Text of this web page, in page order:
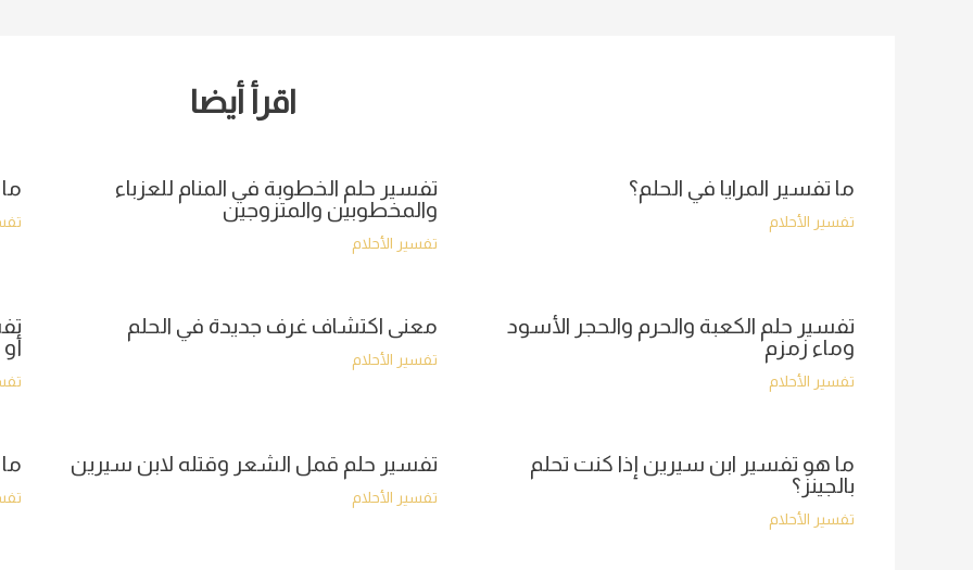
اقرأ أيضا
ما تفسير المرايا في الحلم؟
تفسير الأحلام
تفسير حلم الخطوبة في المنام للعزباء
والمخطوبين والمتزوجين
تفسير الأحلام
تفسير حلم الكعبة والحرم والحجر الأسود
وماء زمزم
تفسير الأحلام
معنى اكتشاف غرف جديدة في الحلم
تفسير الأحلام
ما هو تفسير ابن سيرين إذا كنت تحلم
بالجينز؟
تفسير الأحلام
تفسير حلم قمل الشعر وقتله لابن سيرين
تفسير الأحلام